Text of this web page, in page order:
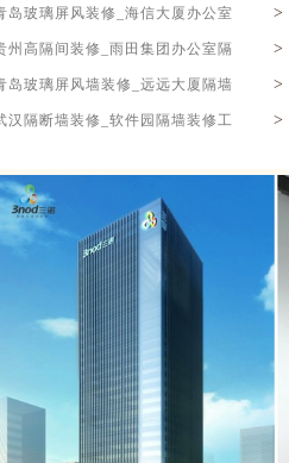
岛玻璃屏风装修_海信大厦办公室 >
州高隔间装修_雨田集团办公室隔 >
岛玻璃屏风墙装修_远远大厦隔墙 >
汉隔断墙装修_软件园隔墙装修工 >